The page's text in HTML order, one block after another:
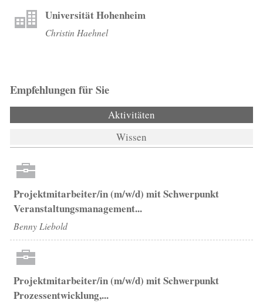
Universität Hohenheim
Christin Haehnel
Empfehlungen für Sie
Aktivitäten
Wissen
Projektmitarbeiter/in (m/w/d) mit Schwerpunkt
Veranstaltungsmanagement...
Benny Liebold
Projektmitarbeiter/in (m/w/d) mit Schwerpunkt
Prozessentwicklung,...